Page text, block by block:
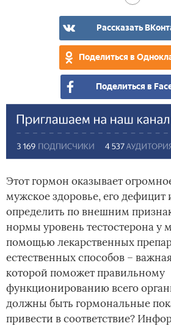
Рассказать
Поделиться в
Поделиться в
Этот гормон оказывает
мужское здоровье, его дефицит
определить по внешним
нормы уровень тестостерона у
помощью лекарственных
естественных способов –
которой поможет правильному
функционированию всего
должны быть гормональные
привести в соответствие?